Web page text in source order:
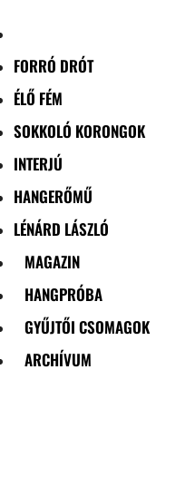
FORRÓ DRÓT
ÉLŐ FÉM
SOKKOLÓ KORONGOK
INTERJÚ
HANGERŐMŰ
LÉNÁRD LÁSZLÓ
MAGAZIN
HANGPRÓBA
GYŰJTŐI CSOMAGOK
ARCHÍVUM